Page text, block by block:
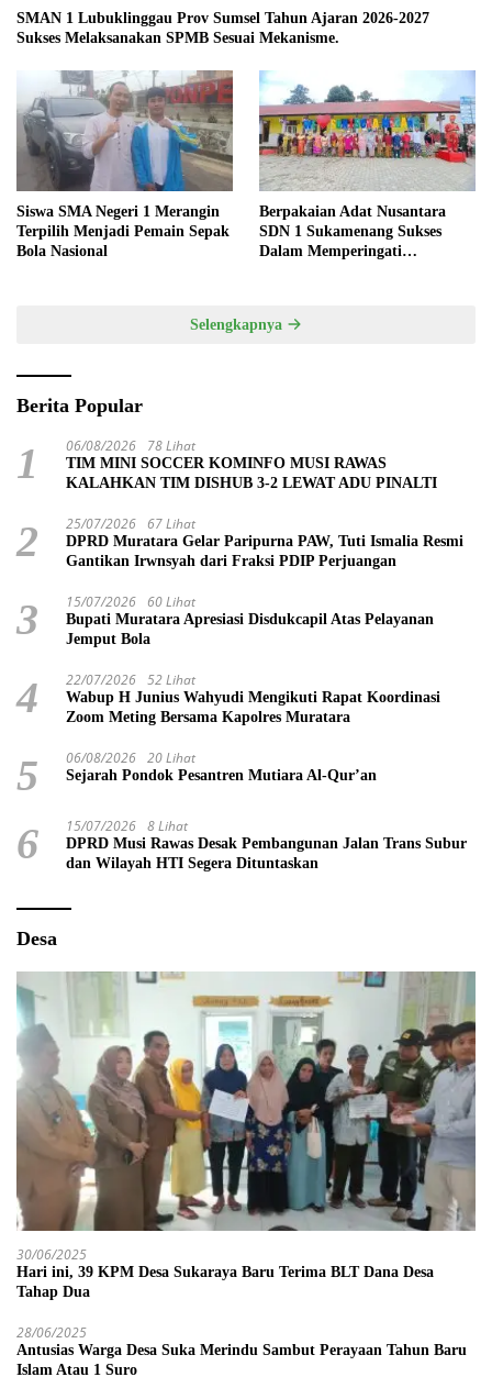
SMAN 1 Lubuklinggau Prov Sumsel Tahun Ajaran 2026-2027
Sukses Melaksanakan SPMB Sesuai Mekanisme.
Siswa SMA Negeri 1 Merangin
Terpilih Menjadi Pemain Sepak
Bola Nasional
Berpakaian Adat Nusantara
SDN 1 Sukamenang Sukses
Dalam Memperingati
Selengkapnya
Berita Popular
1 06/08/2026 78 Lihat
TIM MINI SOCCER KOMINFO MUSI RAWAS
KALAHKAN TIM DISHUB 3-2 LEWAT ADU PINALTI
2 25/07/2026 67 Lihat
DPRD Muratara Gelar Paripurna PAW, Tuti Ismalia Resmi
Gantikan Irwnsyah dari Fraksi PDIP Perjuangan
3 15/07/2026 60 Lihat
Bupati Muratara Apresiasi Disdukcapil Atas Pelayanan
Jemput Bola
4 22/07/2026 52 Lihat
Wabup H Junius Wahyudi Mengikuti Rapat Koordinasi
Zoom Meting Bersama Kapolres Muratara
5 06/08/2026 20 Lihat
Sejarah Pondok Pesantren Mutiara Al-Qur’an
6 15/07/2026 8 Lihat
DPRD Musi Rawas Desak Pembangunan Jalan Trans Subur
dan Wilayah HTI Segera Dituntaskan
Desa
30/06/2025
Hari ini, 39 KPM Desa Sukaraya Baru Terima BLT Dana Desa
Tahap Dua
28/06/2025
Antusias Warga Desa Suka Merindu Sambut Perayaan Tahun Baru
Islam Atau 1 Suro